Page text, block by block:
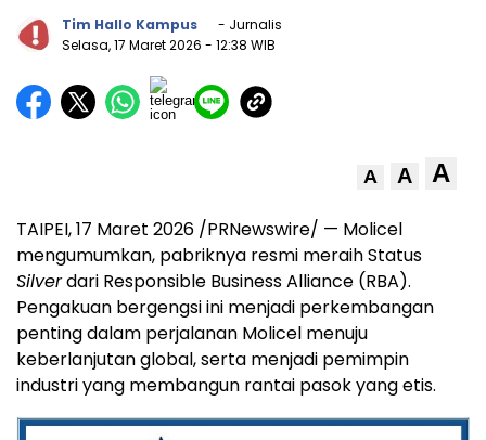
Tim Hallo Kampus
- Jurnalis
Selasa, 17 Maret 2026 - 12:38 WIB
A A A
TAIPEI, 17 Maret 2026 /PRNewswire/ — Molicel
mengumumkan, pabriknya resmi meraih Status
Silverdari Responsible Business Alliance (RBA).
Pengakuan bergengsi ini menjadi perkembangan
penting dalam perjalanan Molicel menuju
keberlanjutan global, serta menjadi pemimpin
industri yang membangun rantai pasok yang etis.